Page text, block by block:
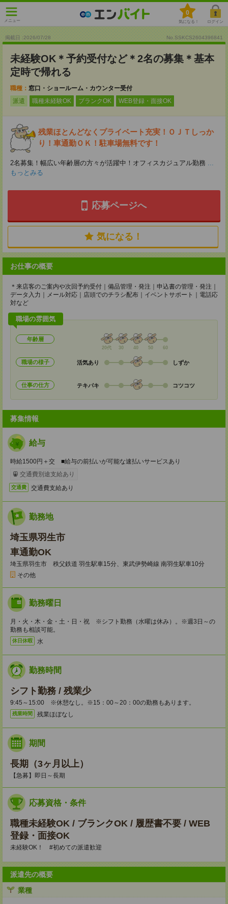
メニュー
0
気になる！ ログイン
掲載日 :2026/07/28 No.SSKCS2604396841
未経験OK＊予約受付など＊2名の募集＊基本
定時で帰れる
職種： 窓口・ショールーム・カウンター受付
派遣
職種未経験OK ブランクOK WEB登録・面接OK
残業ほとんどなくプライベート充実！ＯＪＴしっか
り！車通勤ＯＫ！駐車場無料です！
2名募集！幅広い年齢層の方々が活躍中！オフィスカジュアル勤務 ...
もっとみる
応募ページへ
気になる！
お仕事の概要
＊来店客のご案内や次回予約受付｜備品管理・発注｜申込書の管理・発注｜
データ入力｜メール対応｜店頭でのチラシ配布｜イベントサポート｜電話応
対など
職場の雰囲気
年齢層
20代 30 40 50 60
職場の様子 活気あり しずか
仕事の仕方 テキパキ コツコツ
募集情報
給与
時給1500円＋交 ■給与の前払いが可能な速払いサービスあり
交通費別途支給あり
交通費 交通費支給あり
勤務地
埼玉県羽生市
車通勤OK
埼玉県羽生市 秩父鉄道 羽生駅車15分、東武伊勢崎線 南羽生駅車10分
その他
勤務曜日
月・火・木・金・土・日・祝 ※シフト勤務（水曜は休み）。※週3日～の
勤務も相談可能。
休日休暇 水
勤務時間
シフト勤務 / 残業少
9:45～15:00 ※休憩なし。※15：00～20：00の勤務もあります。
残業時間 残業ほぼなし
期間
長期（3ヶ月以上）
【急募】即日～長期
応募資格・条件
職種未経験OK / ブランクOK / 履歴書不要 / WEB
登録・面接OK
未経験OK！ #初めての派遣歓迎
派遣先の概要
業種